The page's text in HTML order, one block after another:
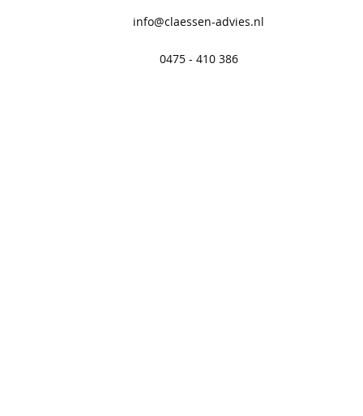
info@claessen-advies.nl
0475 - 410 386